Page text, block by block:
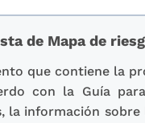
de Mapa de
que contiene la
con la Guía
la información